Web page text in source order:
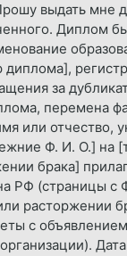
выдать мне
Диплом
за
перемена
или отчество,
Ф. И. О.] на
брака]
РФ (страницы с
расторжении
с